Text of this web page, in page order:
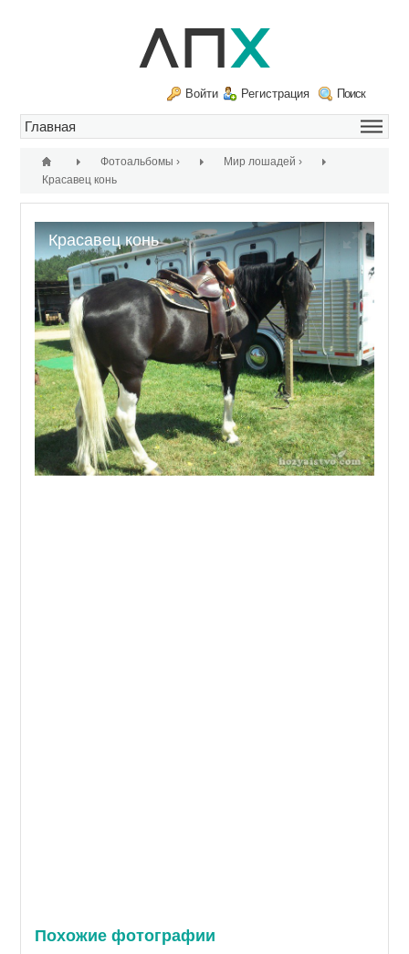
Поиск
Войти Регистрация
Фотоальбомы › Мир лошадей ›
Красавец конь
Красавец конь
Похожие фотографии